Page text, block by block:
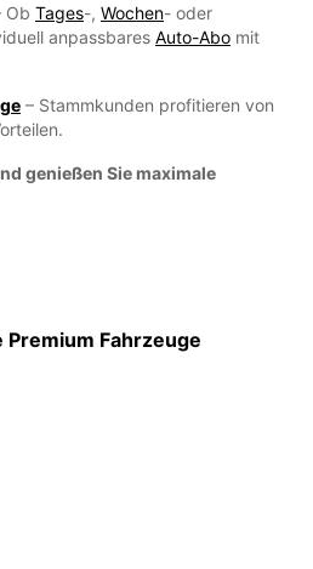
Ob Tages-, Wochen- oder
anpassbares Auto-Abo mit
– Stammkunden profitieren von
genießen Sie maximale
Fahrzeuge